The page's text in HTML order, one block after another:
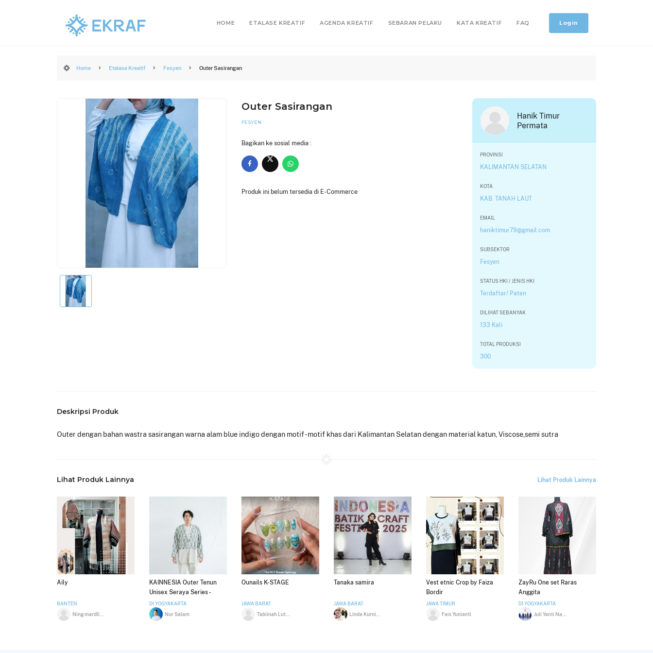
HOME ETALASE KREATIF AGENDA KREATIF SEBARAN PELAKU KATA KREATIF FAQ Login
Home Etalase Kreatif Fesyen Outer Sasirangan
Outer Sasirangan
FESYEN
Bagikan ke sosial media :
Produk ini belum tersedia di E-Commerce
Hanik Timur
Permata
PROVINSI
KALIMANTAN SELATAN
KOTA
KAB. TANAH LAUT
EMAIL
haniktimur79@gmail.com
SUBSEKTOR
Fesyen
STATUS HKI / JENIS HKI
Terdaftar/ Paten
DILIHAT SEBANYAK
133 Kali
TOTAL PRODUKSI
300
Deskripsi Produk
Outer dengan bahan wastra sasirangan warna alam blue indigo dengan motif - motif khas dari Kalimantan Selatan dengan material katun, Viscose,semi sutra
Lihat Produk Lainnya Lihat Produk Lainnya
Aily
BANTEN
KAINNESIA Outer Tenun
Unisex Seraya Series -
Seragam Kantor Tenun
DI YOGYAKARTA
Nur Salam
Ounails K-STAGE
JAWA BARAT
Tanaka samira
JAWA BARAT
Vest etnic Crop by Faiza
Bordir
JAWA TIMUR
Fais Yunianti
ZayRu One set Raras
Anggita
DI YOGYAKARTA